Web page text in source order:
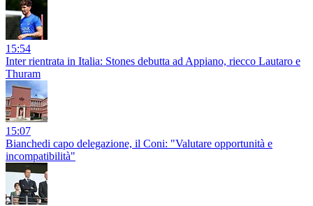
15:54
Inter rientrata in Italia: Stones debutta ad Appiano, riecco Lautaro e
Thuram
15:07
Bianchedi capo delegazione, il Coni: "Valutare opportunità e
incompatibilità"